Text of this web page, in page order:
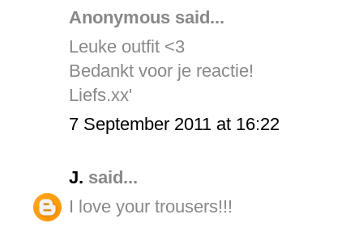
Anonymous said...
Leuke outfit <3
Bedankt voor je reactie!
Liefs.xx'
7 September 2011 at 16:22
J. said...
I love your trousers!!!